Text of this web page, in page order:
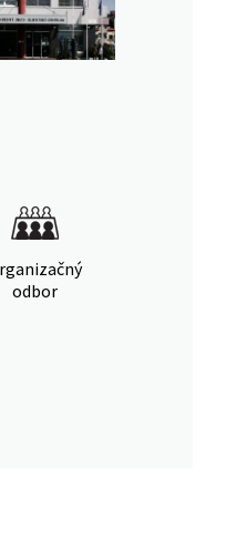
odbor